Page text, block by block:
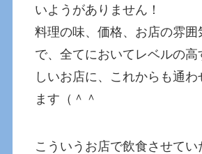
いようがありません！
料理の味、価格、お店の雰囲
で、全てにおいてレベルの高
しいお店に、これからも通わ
ます（＾＾
こういうお店で飲食させて